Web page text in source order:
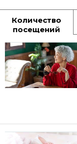
Количество
посещений